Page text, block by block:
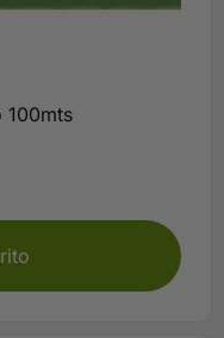
100mts